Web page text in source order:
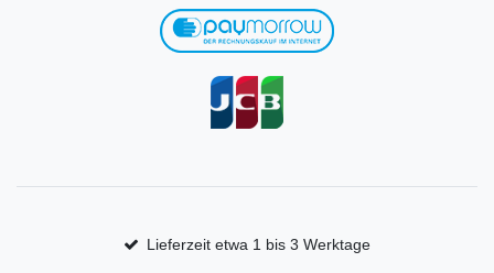
Lieferzeit etwa 1 bis 3 Werktage